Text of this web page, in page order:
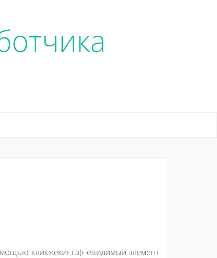
кликжекинга(невидимый элемент